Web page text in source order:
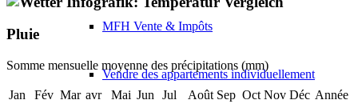
MFH Vente & Impôts
Vendre des appartements individuellement
Pluie
Somme mensuelle moyenne des précipitations (mm)
Jan Fév Mar avr Mai Jun Jul Août Sep Oct Nov Déc Année